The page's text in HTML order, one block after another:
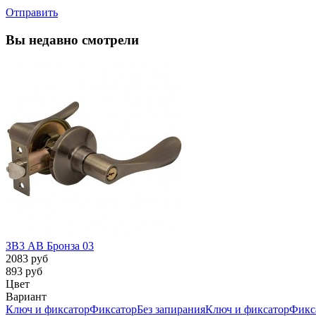
Отправить
Вы недавно смотрели
ЗВ3 AB Бронза 03
2083 руб
893 руб
Цвет
Вариант
Ключ и фиксаторФиксаторБез запиранияКлюч и фиксатор